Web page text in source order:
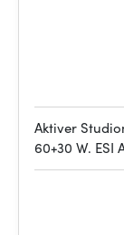
Aktiver
60+30 W. ESI